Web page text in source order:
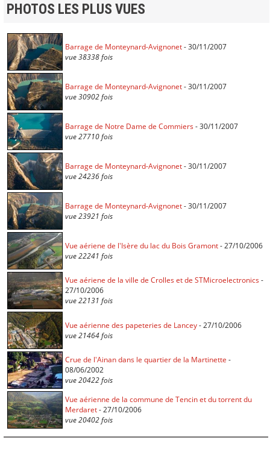
PHOTOS LES PLUS VUES
Barrage de Monteynard-Avignonet- 30/11/2007
vue 38338 fois
Barrage de Monteynard-Avignonet- 30/11/2007
vue 30902 fois
Barrage de Notre Dame de Commiers- 30/11/2007
vue 27710 fois
Barrage de Monteynard-Avignonet- 30/11/2007
vue 24236 fois
Barrage de Monteynard-Avignonet- 30/11/2007
vue 23921 fois
Vue aériene de l'Isère du lac du Bois Gramont- 27/10/2006
vue 22241 fois
Vue aériene de la ville de Crolles et de STMicroelectronics-
27/10/2006
vue 22131 fois
Vue aérienne des papeteries de Lancey- 27/10/2006
vue 21464 fois
Crue de l'Ainan dans le quartier de la Martinette -
08/06/2002
vue 20422 fois
Vue aérienne de la commune de Tencin et du torrent du
Merdaret- 27/10/2006
vue 20402 fois